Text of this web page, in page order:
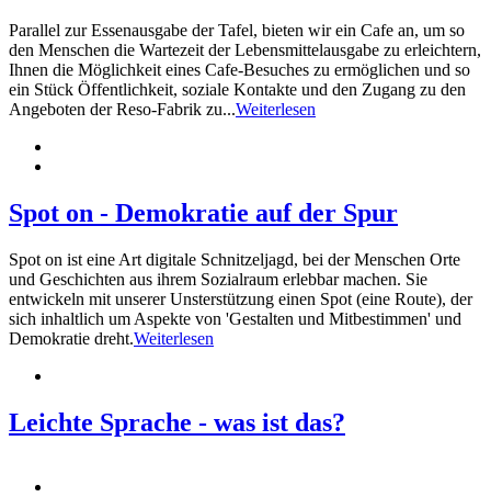
Parallel zur Essenausgabe der Tafel, bieten wir ein Cafe an, um so
den Menschen die Wartezeit der Lebensmittelausgabe zu erleichtern,
Ihnen die Möglichkeit eines Cafe-Besuches zu ermöglichen und so
ein Stück Öffentlichkeit, soziale Kontakte und den Zugang zu den
Angeboten der Reso-Fabrik zu...Weiterlesen
Spot on - Demokratie auf der Spur
Spot on ist eine Art digitale Schnitzeljagd, bei der Menschen Orte
und Geschichten aus ihrem Sozialraum erlebbar machen. Sie
entwickeln mit unserer Unsterstützung einen Spot (eine Route), der
sich inhaltlich um Aspekte von 'Gestalten und Mitbestimmen' und
Demokratie dreht.Weiterlesen
Leichte Sprache - was ist das?